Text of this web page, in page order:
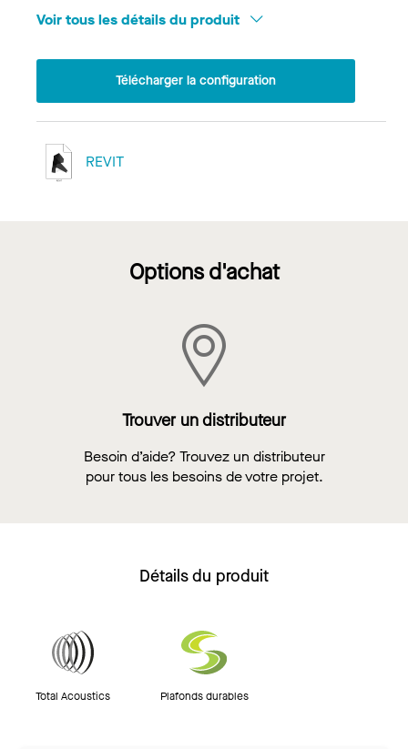
Voir tous les détails du produit
Télécharger la configuration
REVIT
Options d'achat
Trouver un distributeur
Besoin d’aide? Trouvez un distributeur
pour tous les besoins de votre projet.
Détails du produit
Total Acoustics Plafonds durables